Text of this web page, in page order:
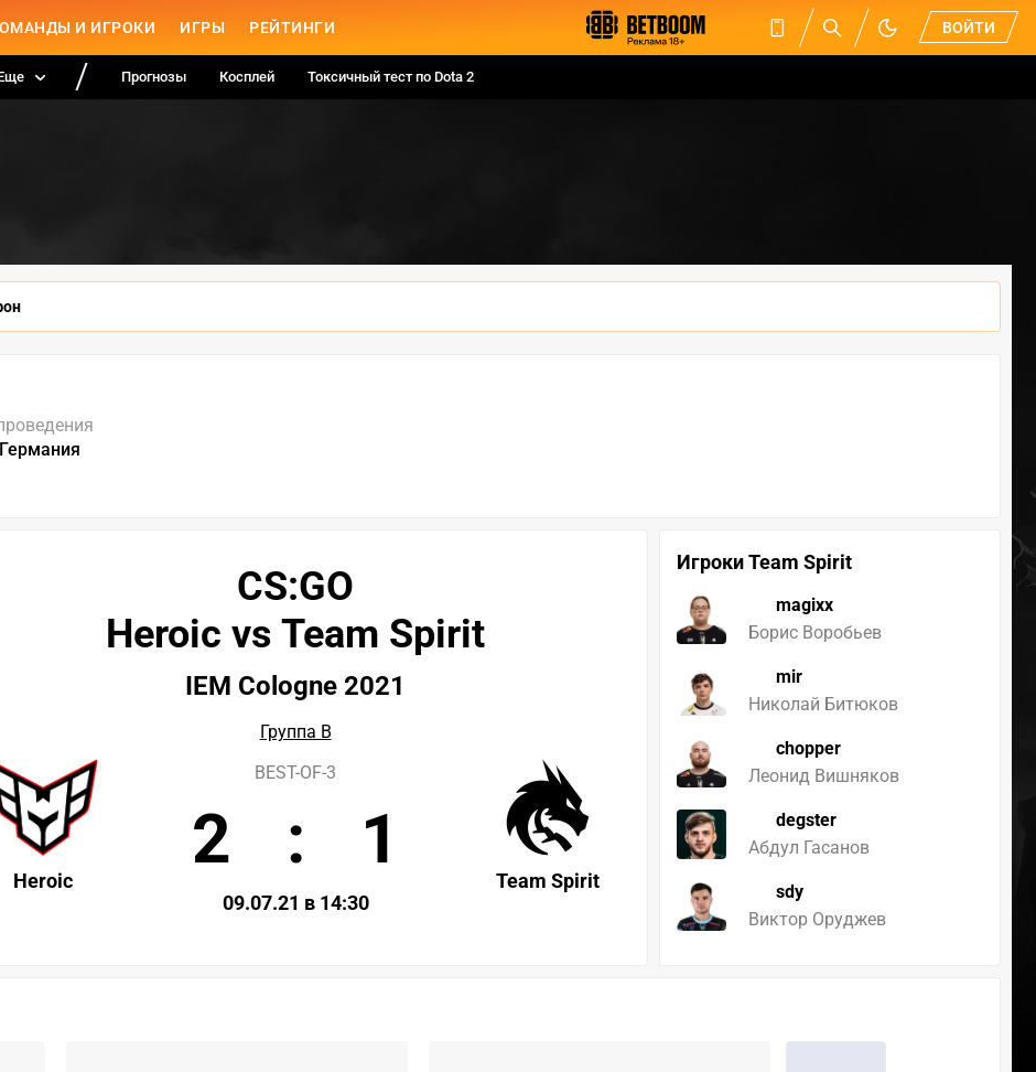
И ИГРОКИ ИГРЫ РЕЙТИНГИ ВОЙТИ
Прогнозы Косплей Токсичный тест по Dota 2
Игроки Team Spirit
magixx
Борис Воробьев
mir
Николай Битюков
chopper
Леонид Вишняков
degster
Абдул Гасанов
sdy
Виктор Оруджев
CS:GO
Heroic vs Team Spirit
IEM Cologne 2021
Группа B
Heroic Team Spirit
BEST-OF-3
2 : 1
09.07.21 в 14:30